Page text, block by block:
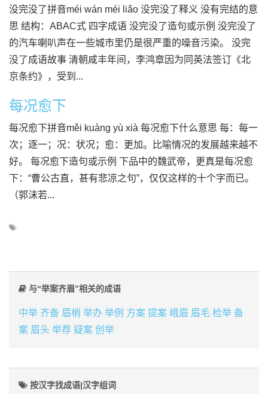
没完没了拼音méi wán méi liǎo 没完没了释义 没有完结的意
思 结构：ABAC式 四字成语 没完没了造句或示例 没完没了
的汽车喇叭声在一些城市里仍是很严重的噪音污染。 没完
没了成语故事 清朝咸丰年间，李鸿章因为同英法签订《北
京条约》，受到...
每况愈下
每况愈下拼音měi kuàng yù xià 每况愈下什么意思 每：每一
次；逐一；况：状况；愈：更加。比喻情况的发展越来越不
好。 每况愈下造句或示例 下品中的魏武帝，更真是每况愈
下：“曹公古直，甚有悲凉之句”，仅仅这样的十个字而已。
（郭沫若...
与“举案齐眉”相关的成语
中举 齐备 眉梢 举办 举例 方案 提案 峨眉 眉毛 检举 备
案 眉头 举荐 疑案 创举
按汉字找成语|汉字组词